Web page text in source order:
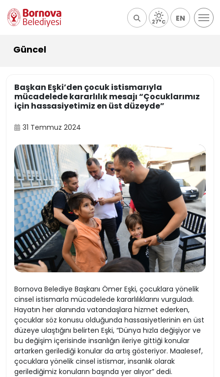
27°C EN
Güncel
Başkan Eşki’den çocuk istismarıyla
mücadelede kararlılık mesajı “Çocuklarımız
için hassasiyetimiz en üst düzeyde”
31 Temmuz 2024
Bornova Belediye Başkanı Ömer Eşki, çocuklara yönelik
cinsel istismarla mücadelede kararlılıklarını vurguladı.
Hayatın her alanında vatandaşlara hizmet ederken,
çocuklar söz konusu olduğunda hassasiyetlerinin en üst
düzeye ulaştığını belirten Eşki, “Dünya hızla değişiyor ve
bu değişim içerisinde insanlığın ileriye gittiği konular
artarken gerilediği konular da artış gösteriyor. Maalesef,
çocuklara yönelik cinsel istismar, insanlık olarak
gerilediğimiz konuların başında yer alıyor” dedi.